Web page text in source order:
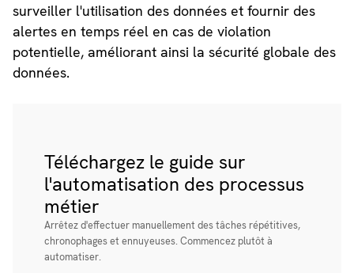
surveiller l'utilisation des données et fournir des
alertes en temps réel en cas de violation
potentielle, améliorant ainsi la sécurité globale des
données.
Téléchargez le guide sur
l'automatisation des processus
métier
Arrêtez d'effectuer manuellement des tâches répétitives,
chronophages et ennuyeuses. Commencez plutôt à
automatiser.